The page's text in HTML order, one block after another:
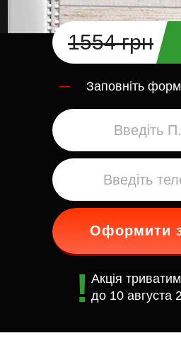
1554 грн
Заповніть
Оформити
Акція
до 10 августа